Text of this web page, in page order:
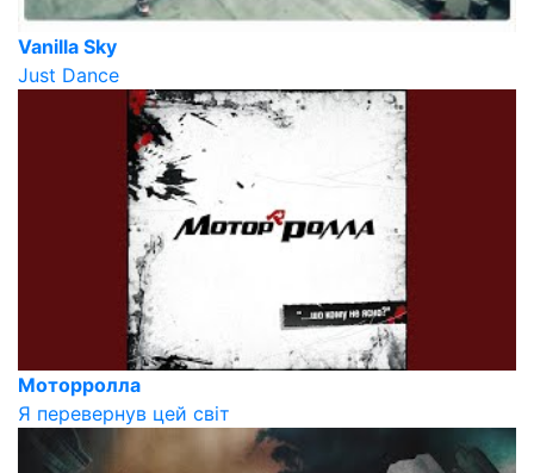
Vanilla Sky
Just Dance
Моторролла
Я перевернув цей світ